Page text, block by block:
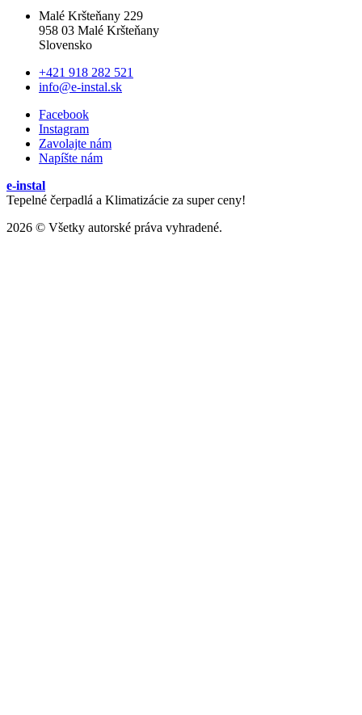
Malé Kršteňany 229
958 03 Malé Kršteňany
Slovensko
+421 918 282 521
info@e-instal.sk
Facebook
Instagram
Zavolajte nám
Napíšte nám
e-instal
Tepelné čerpadlá a Klimatizácie za super ceny!
2026 © Všetky autorské práva vyhradené.